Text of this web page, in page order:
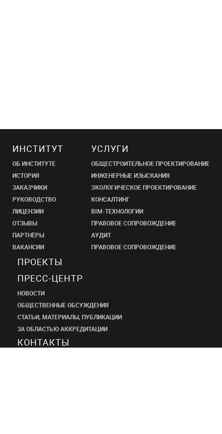
ИНСТИТУТ
ОБ ИНСТИТУТЕ
ИСТОРИЯ
ЗАКАЗЧИКИ
РУКОВОДСТВО
ЛИЦЕНЗИИ
ОТЗЫВЫ
ПАРТНЁРЫ
ВАКАНСИИ
УСЛУГИ
ОБЩЕСТРОИТЕЛЬНОЕ ПРОЕКТИРОВАНИЕ
ИНЖЕНЕРНЫЕ ИЗЫСКАНИЯ
ЭКОЛОГИЧЕСКОЕ ПРОЕКТИРОВАНИЕ
КОНСАЛТИНГ
BIM-ТЕХНОЛОГИИ
ПРАВОВОЕ СОПРОВОЖДЕНИЕ
АУДИТ
ПРАВОВОЕ СОПРОВОЖДЕНИЕ
ПРОЕКТЫ
ПРЕСС-ЦЕНТР
НОВОСТИ
ОБЩЕСТВЕННЫЕ ОБСУЖДЕНИЯ
СТАТЬИ, МАТЕРИАЛЫ, ПУБЛИКАЦИИ
ЗА ОБЛАСТЬЮ АККРЕДИТАЦИИ
КОНТАКТЫ